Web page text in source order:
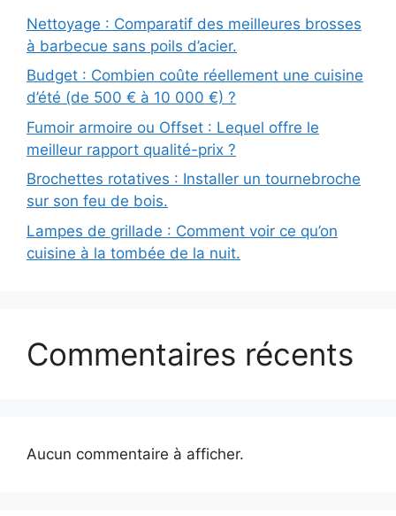
Nettoyage : Comparatif des meilleures brosses
à barbecue sans poils d’acier.
Budget : Combien coûte réellement une cuisine
d’été (de 500 € à 10 000 €) ?
Fumoir armoire ou Offset : Lequel offre le
meilleur rapport qualité-prix ?
Brochettes rotatives : Installer un tournebroche
sur son feu de bois.
Lampes de grillade : Comment voir ce qu’on
cuisine à la tombée de la nuit.
Commentaires récents
Aucun commentaire à afficher.